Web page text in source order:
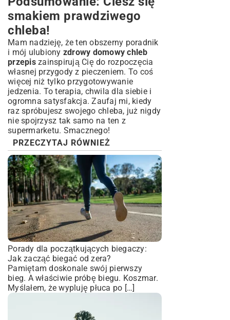
smakiem prawdziwego
chleba!
Mam nadzieję, że ten obszerny poradnik
i mój ulubiony zdrowy domowy chleb
przepiszainspirują Cię do rozpoczęcia
własnej przygody z pieczeniem. To coś
więcej niż tylko przygotowywanie
jedzenia. To terapia, chwila dla siebie i
ogromna satysfakcja. Zaufaj mi, kiedy
raz spróbujesz swojego chleba, już nigdy
nie spojrzysz tak samo na ten z
supermarketu. Smacznego!
PRZECZYTAJ RÓWNIEŻ
Porady dla początkujących biegaczy:
Jak zacząć biegać od zera?
Pamiętam doskonale swój pierwszy
bieg. A właściwie próbę biegu. Koszmar.
Myślałem, że wypluję płuca po […]